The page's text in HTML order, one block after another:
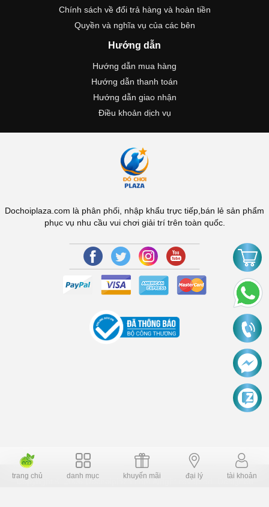
Chính sách về đổi trả hàng và hoàn tiền
Quyền và nghĩa vụ của các bên
Hướng dẫn
Hướng dẫn mua hàng
Hướng dẫn thanh toán
Hướng dẫn giao nhận
Điều khoản dịch vụ
Dochoiplaza.com là phân phối, nhập khẩu trực tiếp,bán lẻ sản phẩm
phục vụ nhu cầu vui chơi giải trí trên toàn quốc.
Copyright © 2006 Dochoiplaza.com Alright reversed. Designed
trang chủ danh mục khuyến mãi đại lý tài khoản